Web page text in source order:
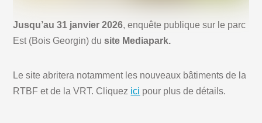
Jusqu’au 31 janvier 2026, enquête publique sur le parc
Est (Bois Georgin) dusite Mediapark.
Le site abritera notamment les nouveaux bâtiments de la
RTBF et de la VRT. Cliquez ici pour plus de détails.